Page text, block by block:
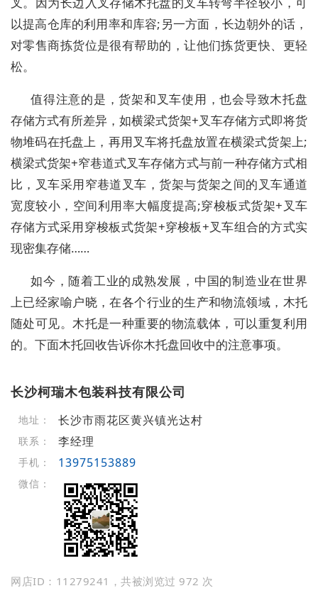
以提高仓库的利用率和库容;另一方面，长边朝外的话，
对零售商拣货位是很有帮助的，让他们拣货更快、更轻
松。
值得注意的是，货架和叉车使用，也会导致木托盘
存储方式有所差异，如横梁式货架+叉车存储方式即将货
物堆码在托盘上，再用叉车将托盘放置在横梁式货架上;
横梁式货架+窄巷道式叉车存储方式与前一种存储方式相
比，叉车采用窄巷道叉车，货架与货架之间的叉车通道
宽度较小，空间利用率大幅度提高;穿梭板式货架+叉车
存储方式采用穿梭板式货架+穿梭板+叉车组合的方式实
现密集存储……
如今，随着工业的成熟发展，中国的制造业在世界
上已经家喻户晓，在各个行业的生产和物流领域，木托
随处可见。木托是一种重要的物流载体，可以重复利用
的。下面木托回收告诉你木托盘回收中的注意事项。
长沙柯瑞木包装科技有限公司
地址： 长沙市雨花区黄兴镇光达村
联系： 李经理
手机： 13975153889
微信：
网店ID：11279241，共被浏览过 972 次